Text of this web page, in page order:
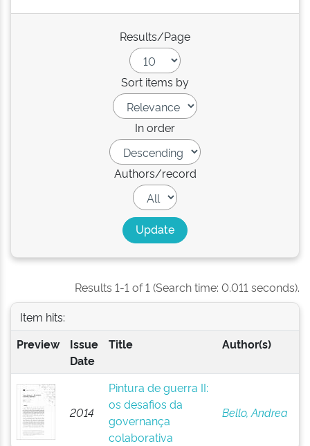
Results/Page
Sort items by
In order
Authors/record
Results 1-1 of 1 (Search time: 0.011 seconds).
Item hits:
Preview
Issue
Date
Title Author(s)
2014
Pintura de guerra II:
os desafios da
governança
colaborativa
Bello, Andrea